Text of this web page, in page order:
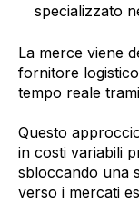
specializzato
La merce viene
fornitore
tempo reale
Questo
in costi variabili
sbloccando una
verso i mercati